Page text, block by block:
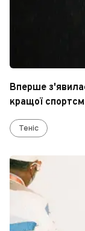
Вперше
кращої
Теніс